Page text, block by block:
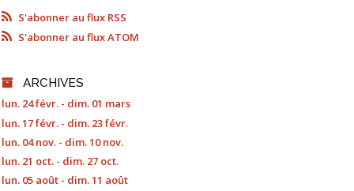
S'abonner au flux RSS
S'abonner au flux ATOM
ARCHIVES
lun. 24 févr. - dim. 01 mars
lun. 17 févr. - dim. 23 févr.
lun. 04 nov. - dim. 10 nov.
lun. 21 oct. - dim. 27 oct.
lun. 05 août - dim. 11 août